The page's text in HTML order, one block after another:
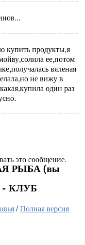
купить продукты,я
ее,потом
вяленая
не вижу в
один раз
это сообщение.
РЫБА (вы
- КЛУБ
/Полная версия